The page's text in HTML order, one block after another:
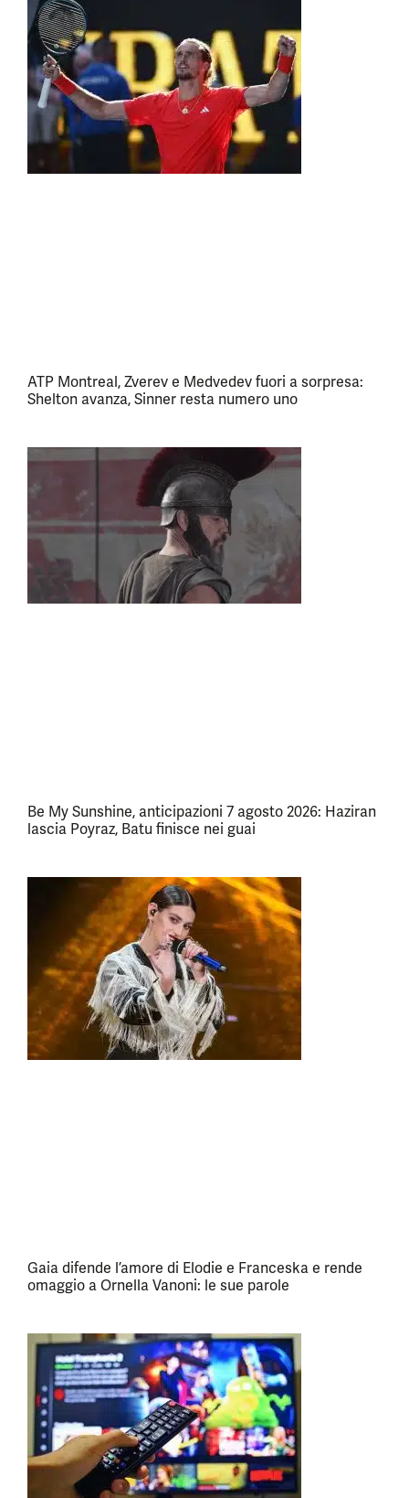
ATP Montreal, Zverev e Medvedev fuori a sorpresa:
Shelton avanza, Sinner resta numero uno
Be My Sunshine, anticipazioni 7 agosto 2026: Haziran
lascia Poyraz, Batu finisce nei guai
Gaia difende l’amore di Elodie e Franceska e rende
omaggio a Ornella Vanoni: le sue parole